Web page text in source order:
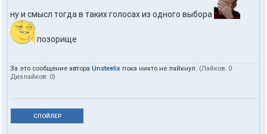
ну и смысл тогда в таких голосах из одного выбора
позорище
За это сообщение автора Unsteelix пока никто не лайкнул. (Лайков: 0 ·
Дизлайков: 0)
СПОЙЛЕР